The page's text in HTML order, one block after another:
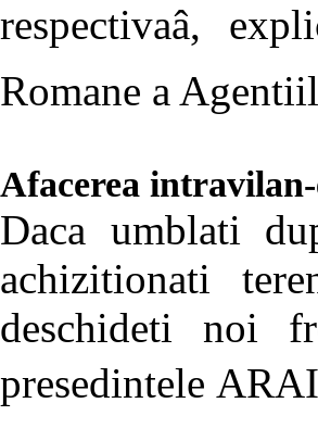
respectivaâ,
Romane a
Afacerea
Daca umblati
achizitionati
deschideti noi
presedintele